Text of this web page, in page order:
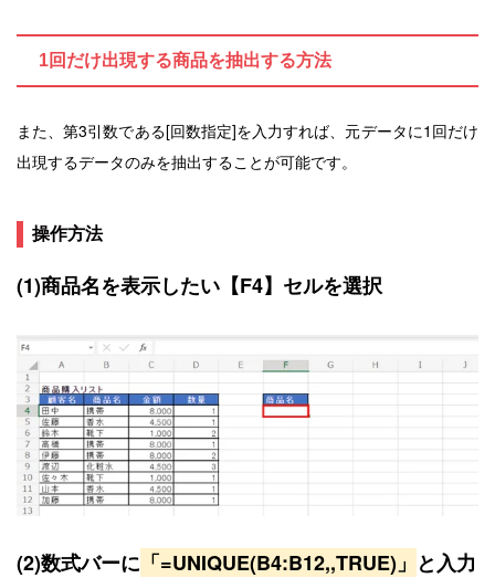
1回だけ出現する商品を抽出する方法
また、第3引数である[回数指定]を入力すれば、 元データに1回だけ
出現するデータのみを抽出することが可能です。
操作方法
(1)商品名を表示したい【F4】セルを選択
(2)数式バーに 「=UNIQUE(B4:B12,,TRUE)」 と入力